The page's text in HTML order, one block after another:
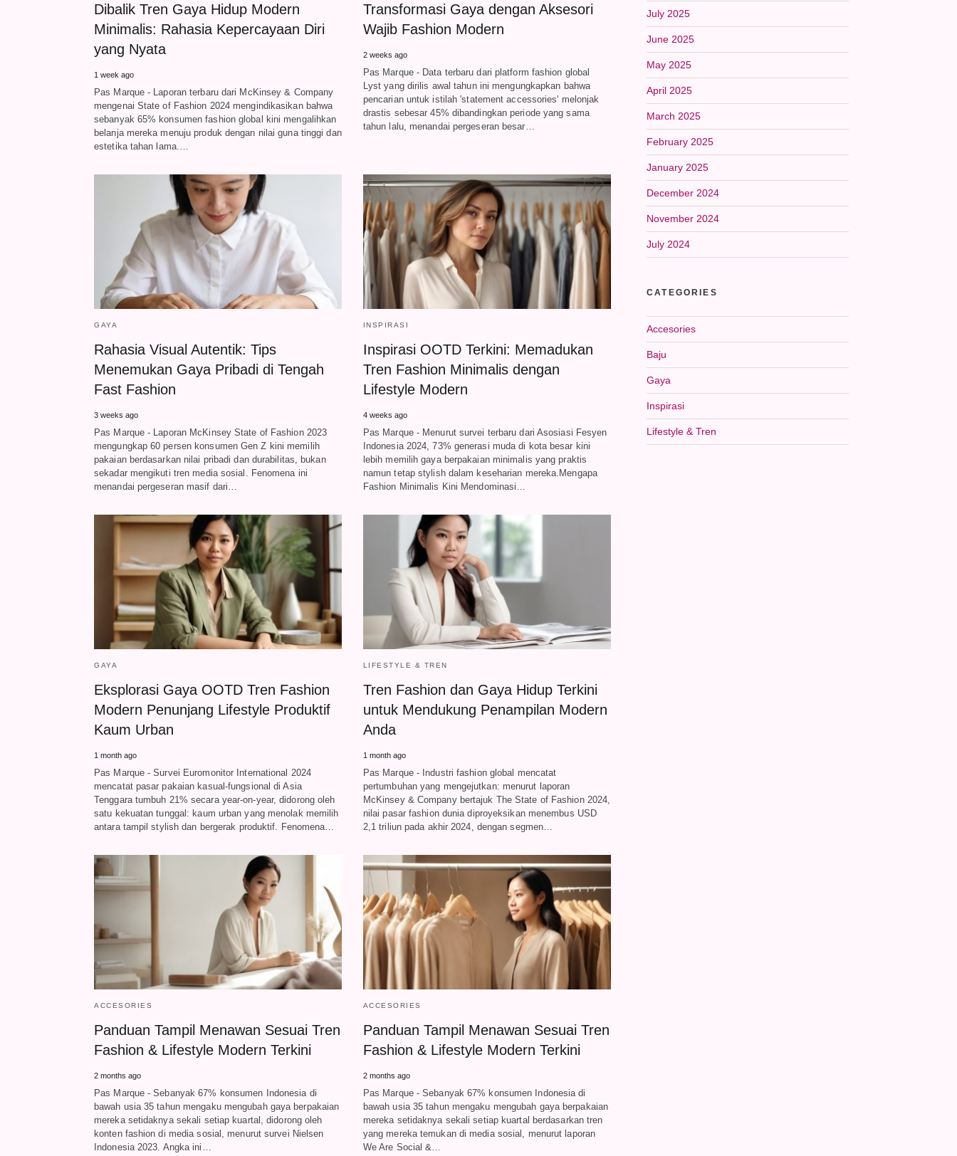
Dibalik Tren Gaya Hidup Modern
Minimalis: Rahasia Kepercayaan Diri
yang Nyata
1 week ago
Pas Marque - Laporan terbaru dari McKinsey & Company
mengenai State of Fashion 2024 mengindikasikan bahwa
sebanyak 65% konsumen fashion global kini mengalihkan
belanja mereka menuju produk dengan nilai guna tinggi dan
estetika tahan lama.…
Transformasi Gaya dengan Aksesori
Wajib Fashion Modern
2 weeks ago
Pas Marque - Data terbaru dari platform fashion global
Lyst yang dirilis awal tahun ini mengungkapkan bahwa
pencarian untuk istilah 'statement accessories' melonjak
drastis sebesar 45% dibandingkan periode yang sama
tahun lalu, menandai pergeseran besar…
GAYA
Rahasia Visual Autentik: Tips
Menemukan Gaya Pribadi di Tengah
Fast Fashion
3 weeks ago
Pas Marque - Laporan McKinsey State of Fashion 2023
mengungkap 60 persen konsumen Gen Z kini memilih
pakaian berdasarkan nilai pribadi dan durabilitas, bukan
sekadar mengikuti tren media sosial. Fenomena ini
menandai pergeseran masif dari…
INSPIRASI
Inspirasi OOTD Terkini: Memadukan
Tren Fashion Minimalis dengan
Lifestyle Modern
4 weeks ago
Pas Marque - Menurut survei terbaru dari Asosiasi Fesyen
Indonesia 2024, 73% generasi muda di kota besar kini
lebih memilih gaya berpakaian minimalis yang praktis
namun tetap stylish dalam keseharian mereka.Mengapa
Fashion Minimalis Kini Mendominasi…
GAYA
Eksplorasi Gaya OOTD Tren Fashion
Modern Penunjang Lifestyle Produktif
Kaum Urban
1 month ago
Pas Marque - Survei Euromonitor International 2024
mencatat pasar pakaian kasual-fungsional di Asia
Tenggara tumbuh 21% secara year-on-year, didorong oleh
satu kekuatan tunggal: kaum urban yang menolak memilih
antara tampil stylish dan bergerak produktif. Fenomena…
LIFESTYLE & TREN
Tren Fashion dan Gaya Hidup Terkini
untuk Mendukung Penampilan Modern
Anda
1 month ago
Pas Marque - Industri fashion global mencatat
pertumbuhan yang mengejutkan: menurut laporan
McKinsey & Company bertajuk The State of Fashion 2024,
nilai pasar fashion dunia diproyeksikan menembus USD
2,1 triliun pada akhir 2024, dengan segmen…
ACCESORIES
Panduan Tampil Menawan Sesuai Tren
Fashion & Lifestyle Modern Terkini
2 months ago
Pas Marque - Sebanyak 67% konsumen Indonesia di
bawah usia 35 tahun mengaku mengubah gaya berpakaian
mereka setidaknya sekali setiap kuartal, didorong oleh
konten fashion di media sosial, menurut survei Nielsen
Indonesia 2023. Angka ini…
ACCESORIES
Panduan Tampil Menawan Sesuai Tren
Fashion & Lifestyle Modern Terkini
2 months ago
Pas Marque - Sebanyak 67% konsumen Indonesia di
bawah usia 35 tahun mengaku mengubah gaya berpakaian
mereka setidaknya sekali setiap kuartal berdasarkan tren
yang mereka temukan di media sosial, menurut laporan
We Are Social &…
July 2025
June 2025
May 2025
April 2025
March 2025
February 2025
January 2025
December 2024
November 2024
July 2024
CATEGORIES
Accesories
Baju
Gaya
Inspirasi
Lifestyle & Tren